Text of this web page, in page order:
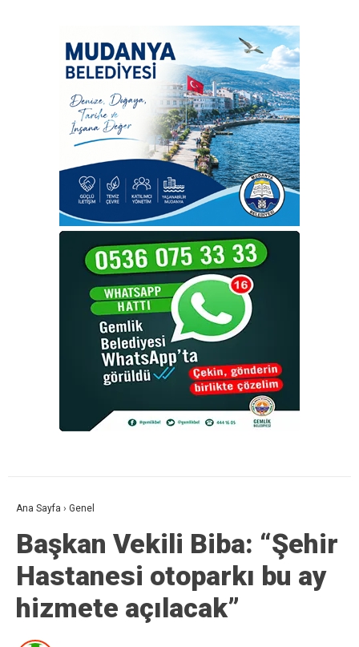
Ana Sayfa › Genel
Başkan Vekili Biba: “Şehir
Hastanesi otoparkı bu ay
hizmete açılacak”